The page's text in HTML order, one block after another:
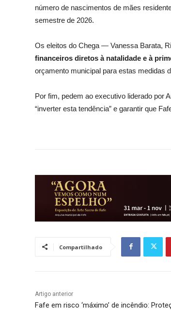
número de nascimentos de mães
semestre de 2026.
Os eleitos do Chega — Vanessa Barata,
financeiros diretos à natalidade e à
orçamento municipal para estas medidas
Por fim, pedem ao executivo liderado por
“inverter esta tendência” e garantir que
Compartilhado
Artigo anterior
Fafe em risco ‘máximo’ de incêndio: